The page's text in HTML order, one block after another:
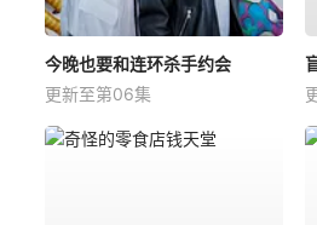
今晚也要和连环杀手约会
更新至第06集